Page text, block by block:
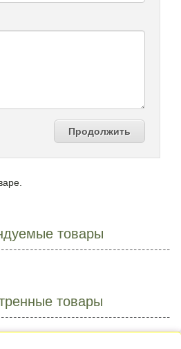
Продолжить
товары
товары